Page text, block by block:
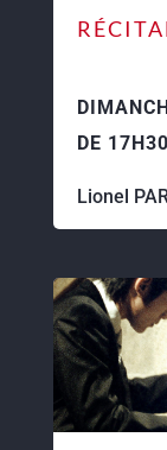
DE
Lionel